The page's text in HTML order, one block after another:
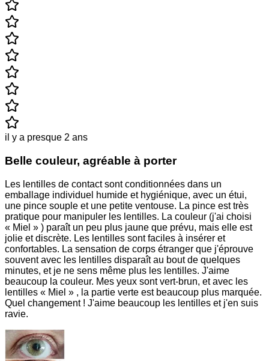
il y a presque 2 ans
Belle couleur, agréable à porter
Les lentilles de contact sont conditionnées dans un
emballage individuel humide et hygiénique, avec un étui,
une pince souple et une petite ventouse. La pince est très
pratique pour manipuler les lentilles. La couleur (j'ai choisi
« Miel » ) paraît un peu plus jaune que prévu, mais elle est
jolie et discrète. Les lentilles sont faciles à insérer et
confortables. La sensation de corps étranger que j'éprouve
souvent avec les lentilles disparaît au bout de quelques
minutes, et je ne sens même plus les lentilles. J'aime
beaucoup la couleur. Mes yeux sont vert-brun, et avec les
lentilles « Miel » , la partie verte est beaucoup plus marquée.
Quel changement ! J'aime beaucoup les lentilles et j'en suis
ravie.